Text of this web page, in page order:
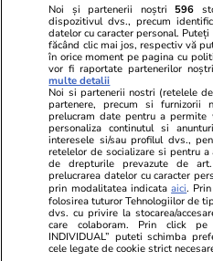
poate simplifica mesele
săptămânale
Lifestyle
Ce este agar-agar și cum
utilizează
Noi și partenerii noștri 596
dispozitivul dvs., precum
datelor cu caracter personal.
făcând clic mai jos, respectiv vă
în orice moment pe pagina cu
vor fi raportate partenerilor
multe detalii
Noi si partenerii nostri (retelele
partenere, precum si furnizorii
prelucram date pentru a permite
personaliza continutul si
interesele si/sau profilul dvs.,
retelelor de socializare si pentru
de drepturile prevazute de
prelucrarea datelor cu caracter
prin modalitatea indicataaici.
folosirea tuturor Tehnologiilor de
dvs. cu privire la stocarea/
care colaboram. Prin click pe
INDIVIDUAL” puteti schimba
cele legate de cookie strict